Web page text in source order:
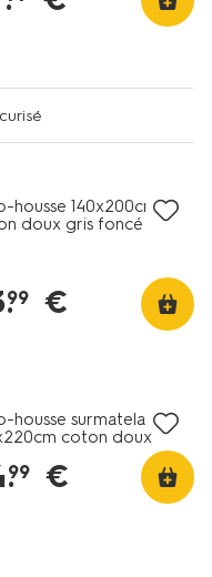
housse 140x200cm
doux gris foncé
.
99 €
housse surmatelas
coton doux
.
99 €